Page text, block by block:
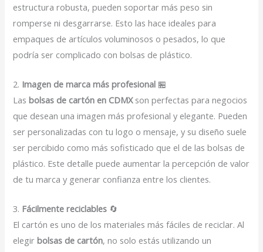
estructura robusta, pueden soportar más peso sin
romperse ni desgarrarse. Esto las hace ideales para
empaques de artículos voluminosos o pesados, lo que
podría ser complicado con bolsas de plástico.
2. Imagen de marca más profesional 🏪
Lasbolsas de cartón en CDMXson perfectas para negocios
que desean una imagen más profesional y elegante. Pueden
ser personalizadas con tu logo o mensaje, y su diseño suele
ser percibido como más sofisticado que el de las bolsas de
plástico. Este detalle puede aumentar la percepción de valor
de tu marca y generar confianza entre los clientes.
3. Fácilmente reciclables 🔄
El cartón es uno de los materiales más fáciles de reciclar. Al
elegirbolsas de cartón, no solo estás utilizando un